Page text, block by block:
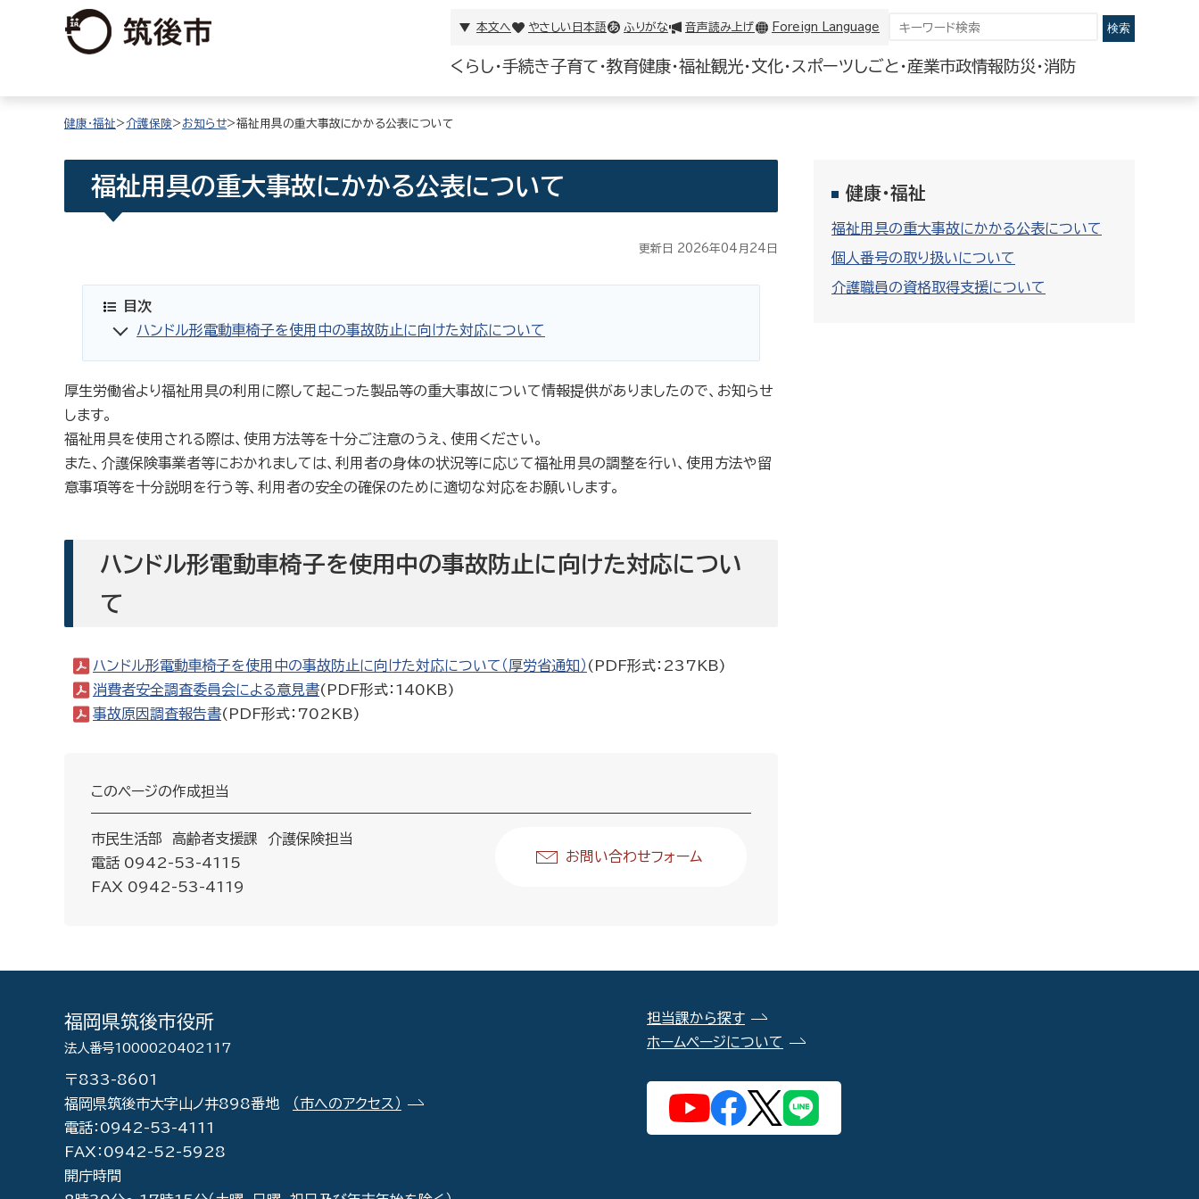
本文へ やさしい日本語 ふりがな 音声読み上げ Foreign Language
くらし・手続き子育て・教育健康・福祉観光・文化・スポーツしごと・産業市政情報 防災・消防
健康・福祉>介護保険>お知らせ>福祉用具の重大事故にかかる公表について
健康・福祉
福祉用具の重大事故にかかる公表について
個人番号の取り扱いについて
介護職員の資格取得支援について
福祉用具の重大事故にかかる公表について
更新日 2026年04月24日
目次
ハンドル形電動車椅子を使用中の事故防止に向けた対応について
厚生労働省より福祉用具の利用に際して起こった製品等の重大事故について情報提供がありましたので、お知らせ
します。
福祉用具を使用される際は、使用方法等を十分ご注意のうえ、使用ください。
また、介護保険事業者等におかれましては、利用者の身体の状況等に応じて福祉用具の調整を行い、使用方法や留
意事項等を十分説明を行う等、利用者の安全の確保のために適切な対応をお願いします。
ハンドル形電動車椅子を使用中の事故防止に向けた対応につい
て
ハンドル形電動車椅子を使用中の事故防止に向けた対応について（厚労省通知） (PDF形式：237KB)
消費者安全調査委員会による意見書(PDF形式：140KB)
事故原因調査報告書(PDF形式：702KB)
このページの作成担当
市民生活部 高齢者支援課 介護保険担当
電話 0942-53-4115
FAX 0942-53-4119
お問い合わせフォーム
福岡県筑後市役所
法人番号1000020402117
〒833-8601
福岡県筑後市大字山ノ井898番地
（市へのアクセス）
電話：0942-53-4111
FAX：0942-52-5928
開庁時間
担当課から探す
ホームページについて